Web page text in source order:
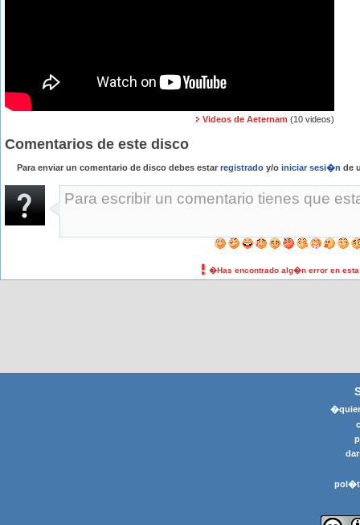
Videos de Aeternam (10 videos)
Comentarios de este disco
Para enviar un comentario de disco debes estar registrado y/o iniciar sesi�n de
�Has encontrado alg�n error en